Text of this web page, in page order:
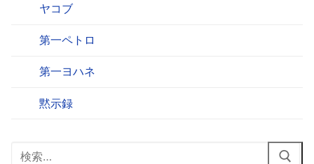
ヤコブ
第一ペトロ
第一ヨハネ
黙示録